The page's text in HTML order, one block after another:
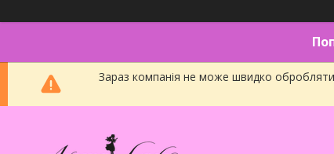
Зараз компанія не може швидко